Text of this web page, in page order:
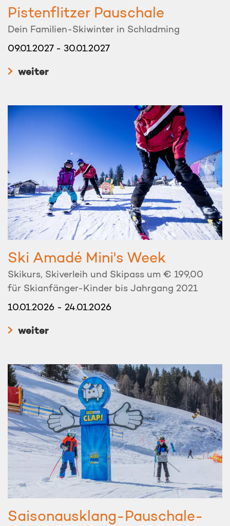
Pistenflitzer Pauschale
Dein Familien-Skiwinter in Schladming
09.01.2027 - 30.01.2027
weiter
Ski Amadé Mini's Week
Skikurs, Skiverleih und Skipass um € 199,00
für Skianfänger-Kinder bis Jahrgang 2021
10.01.2026 - 24.01.2026
weiter
Saisonausklang-Pauschale-